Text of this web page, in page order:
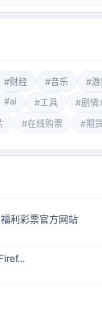
#财经 #音乐 #游
#ai #工具 #剧情
#在线购票 #期货
利彩票官方网站